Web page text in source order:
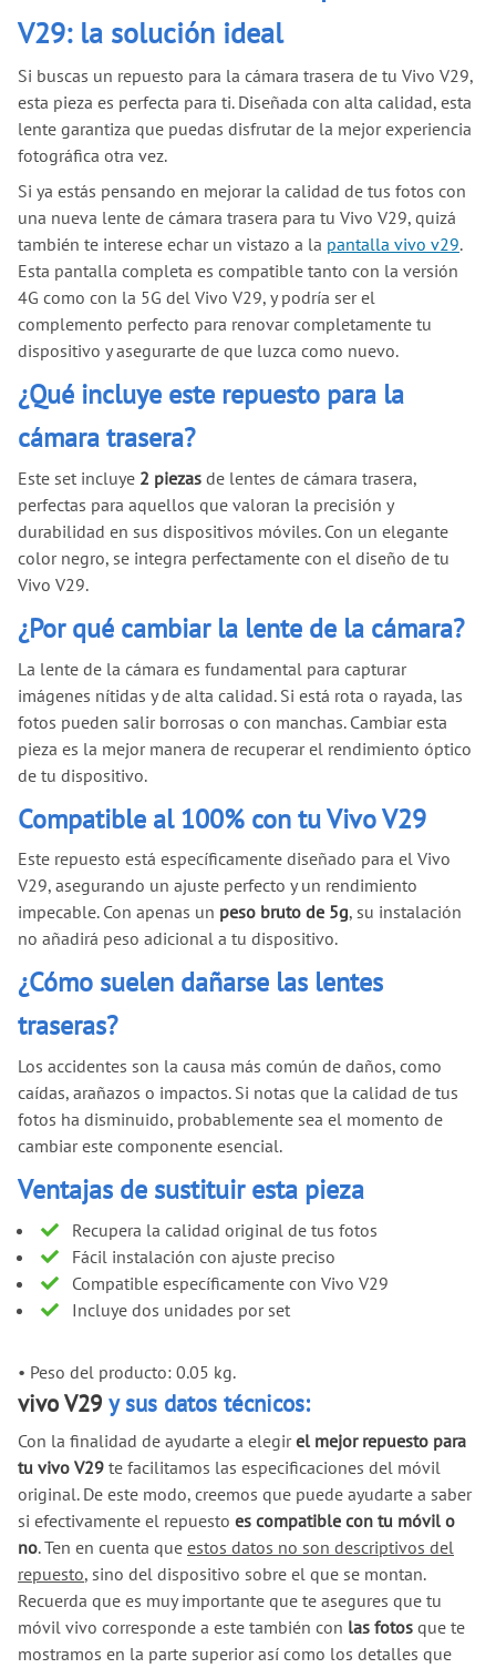
V29: la solución ideal
Si buscas un repuesto para la cámara trasera de tu Vivo V29,
esta pieza es perfecta para ti. Diseñada con alta calidad, esta
lente garantiza que puedas disfrutar de la mejor experiencia
fotográfica otra vez.
Si ya estás pensando en mejorar la calidad de tus fotos con
una nueva lente de cámara trasera para tu Vivo V29, quizá
también te interese echar un vistazo a la pantalla vivo v29.
Esta pantalla completa es compatible tanto con la versión
4G como con la 5G del Vivo V29, y podría ser el
complemento perfecto para renovar completamente tu
dispositivo y asegurarte de que luzca como nuevo.
¿Qué incluye este repuesto para la
cámara trasera?
Este set incluye 2 piezas de lentes de cámara trasera,
perfectas para aquellos que valoran la precisión y
durabilidad en sus dispositivos móviles. Con un elegante
color negro, se integra perfectamente con el diseño de tu
Vivo V29.
¿Por qué cambiar la lente de la cámara?
La lente de la cámara es fundamental para capturar
imágenes nítidas y de alta calidad. Si está rota o rayada, las
fotos pueden salir borrosas o con manchas. Cambiar esta
pieza es la mejor manera de recuperar el rendimiento óptico
de tu dispositivo.
Compatible al 100% con tu Vivo V29
Este repuesto está específicamente diseñado para el Vivo
V29, asegurando un ajuste perfecto y un rendimiento
impecable. Con apenas un peso bruto de 5g, su instalación
no añadirá peso adicional a tu dispositivo.
¿Cómo suelen dañarse las lentes
traseras?
Los accidentes son la causa más común de daños, como
caídas, arañazos o impactos. Si notas que la calidad de tus
fotos ha disminuido, probablemente sea el momento de
cambiar este componente esencial.
Ventajas de sustituir esta pieza
Recupera la calidad original de tus fotos
Fácil instalación con ajuste preciso
Compatible específicamente con Vivo V29
Incluye dos unidades por set
• Peso del producto: 0.05 kg.
vivo V29 y sus datos técnicos:
Con la finalidad de ayudarte a elegirel mejor repuesto para
tu vivo V29 te facilitamos las especificaciones del móvil
original. De este modo, creemos que puede ayudarte a saber
si efectivamente el repuesto es compatible con tu móvil o
no. Ten en cuenta que estos datos no son descriptivos del
repuesto, sino del dispositivo sobre el que se montan.
Recuerda que es muy importante que te asegures que tu
móvil vivo corresponde a este también con las fotos que te
mostramos en la parte superior así como los detalles que